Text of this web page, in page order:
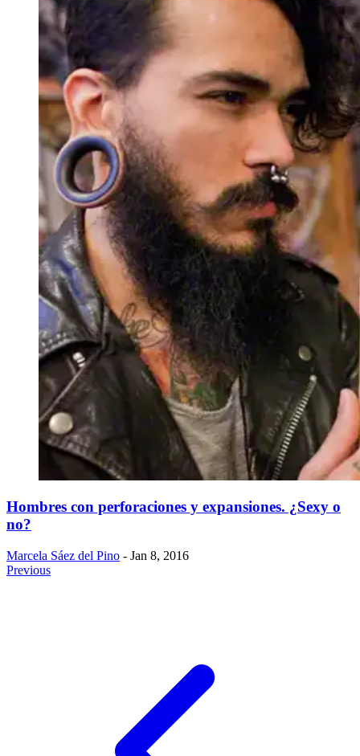
Hombres con perforaciones y expansiones. ¿Sexy o
no?
Marcela Sáez del Pino - Jan 8, 2016
Previous